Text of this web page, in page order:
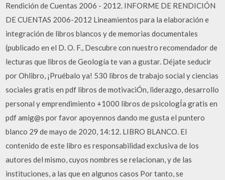
Rendición de Cuentas 2006 - 2012. INFORME DE RENDICIÓN
DE CUENTAS 2006-2012 Lineamientos para la elaboración e
integración de libros blancos y de memorias documentales
(publicado en el D. O. F., Descubre con nuestro recomendador de
lecturas que libros de Geología te van a gustar. Déjate seducir
por Ohlibro, ¡Pruébalo ya! 530 libros de trabajo social y ciencias
sociales gratis en pdf libros de motivaciÓn, liderazgo, desarrollo
personal y emprendimiento +1000 libros de psicologÍa gratis en
pdf amig@s por favor apoyennos dando me gusta el puntero
blanco 29 de mayo de 2020, 14:12. LIBRO BLANCO. El
contenido de este libro es responsabilidad exclusiva de los
autores del mismo, cuyos nombres se relacionan, y de las
instituciones, a las que en algunos casos Por tanto, se